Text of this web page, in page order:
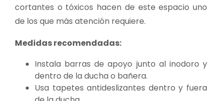
cortantes o tóxicos hacen de este espacio uno
de los que más atención requiere.
Medidas recomendadas:
Instala barras de apoyo junto al inodoro y
dentro de la ducha o bañera.
Usa tapetes antideslizantes dentro y fuera